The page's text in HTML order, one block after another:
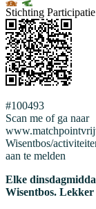
Stichting
#100493
Scan me of ga naar
Wisentbos/
aan te melden
Elke
Wisentbos. Lekker